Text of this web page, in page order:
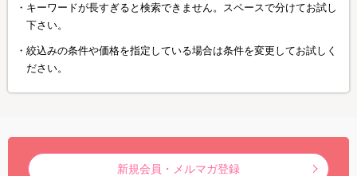
キーワードが長すぎると検索できません。スペースで分けてお試し
下さい。
絞込みの条件や価格を指定している場合は条件を変更してお試しく
ださい。
新規会員・メルマガ登録